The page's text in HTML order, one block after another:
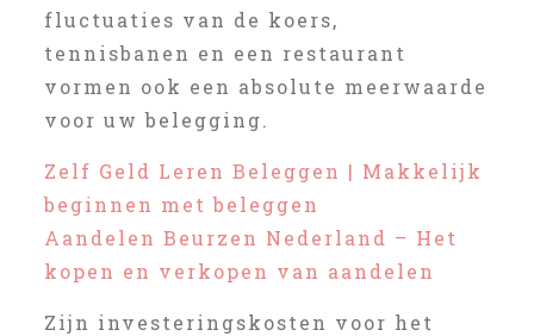
fluctuaties van de koers,
tennisbanen en een restaurant
vormen ook een absolute meerwaarde
voor uw belegging.
Zelf Geld Leren Beleggen | Makkelijk
beginnen met beleggen
Aandelen Beurzen Nederland – Het
kopen en verkopen van aandelen
Zijn investeringskosten voor het